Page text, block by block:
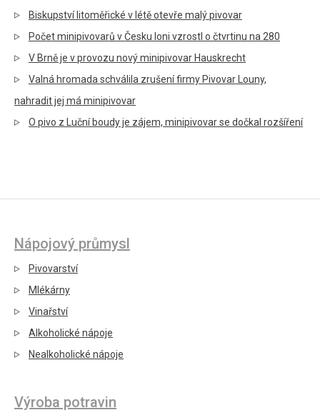
Biskupství litoměřické v létě otevře malý pivovar
Počet minipivovarů v Česku loni vzrostl o čtvrtinu na 280
V Brně je v provozu nový minipivovar Hauskrecht
Valná hromada schválila zrušení firmy Pivovar Louny,
nahradit jej má minipivovar
O pivo z Luční boudy je zájem, minipivovar se dočkal rozšíření
Nápojový průmysl
Pivovarství
Mlékárny
Vinařství
Alkoholické nápoje
Nealkoholické nápoje
Výroba potravin